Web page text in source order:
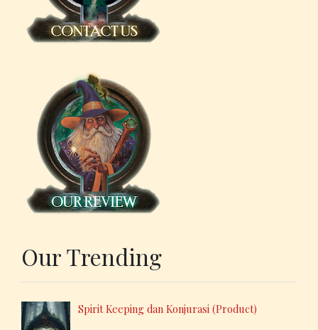
Our Trending
Spirit Keeping dan Konjurasi (Product)